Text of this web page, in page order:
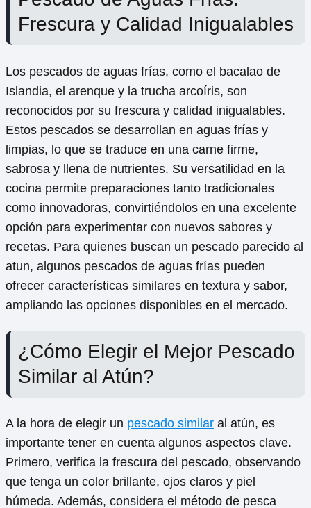
Frescura y Calidad Inigualables
Los pescados de aguas frías, como el bacalao de
Islandia, el arenque y la trucha arcoíris, son
reconocidos por su frescura y calidad inigualables.
Estos pescados se desarrollan en aguas frías y
limpias, lo que se traduce en una carne firme,
sabrosa y llena de nutrientes. Su versatilidad en la
cocina permite preparaciones tanto tradicionales
como innovadoras, convirtiéndolos en una excelente
opción para experimentar con nuevos sabores y
recetas. Para quienes buscan un pescado parecido al
atun, algunos pescados de aguas frías pueden
ofrecer características similares en textura y sabor,
ampliando las opciones disponibles en el mercado.
¿Cómo Elegir el Mejor Pescado
Similar al Atún?
A la hora de elegir un pescado similar al atún, es
importante tener en cuenta algunos aspectos clave.
Primero, verifica la frescura del pescado, observando
que tenga un color brillante, ojos claros y piel
húmeda. Además, considera el método de pesca